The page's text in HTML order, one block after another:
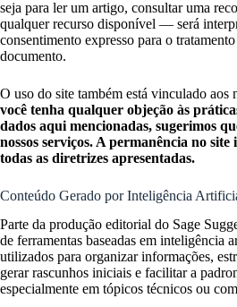
seja para ler um artigo, consultar uma
qualquer recurso disponível — será
consentimento expresso para o
documento.
O uso do site também está vinculado aos
você tenha qualquer objeção às
dados aqui mencionadas, sugerimos
nossos serviços. A permanência no
todas as diretrizes apresentadas.
Conteúdo Gerado por Inteligência
Parte da produção editorial do Sage
de ferramentas baseadas em inteligência
utilizados para organizar informações,
gerar rascunhos iniciais e facilitar a
especialmente em tópicos técnicos ou